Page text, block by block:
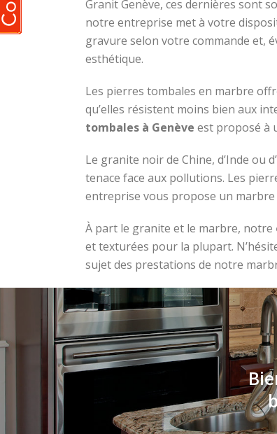
Granit Genève, ces dernières sont
notre entreprise met à votre
gravure selon votre commande et,
esthétique.
Les pierres tombales en marbre
qu’elles résistent moins bien aux
tombales à Genève est proposé à
Le granite noir de Chine, d’Inde ou
tenace face aux pollutions. Les
entreprise vous propose un marbre
À part le granite et le marbre, notre
et texturées pour la plupart.
sujet des prestations de notre